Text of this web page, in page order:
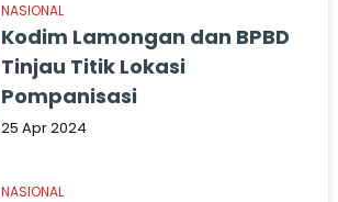
NASIONAL
Kodim Lamongan dan BPBD
Tinjau Titik Lokasi
Pompanisasi
25 Apr 2024
NASIONAL